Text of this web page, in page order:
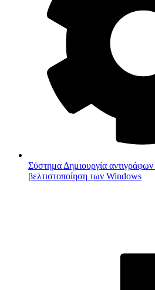
Σύστημα Δημιουργία
βελτιστοποίηση των Windows